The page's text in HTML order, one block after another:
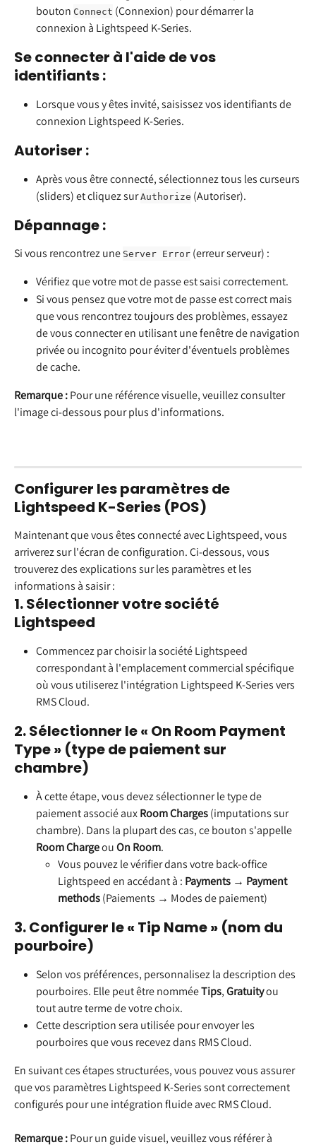
bouton Connect (Connexion) pour démarrer la
connexion à Lightspeed K-Series.
Se connecter à l'aide de vos
identifiants :
Lorsque vous y êtes invité, saisissez vos identifiants de
connexion Lightspeed K-Series.
Autoriser :
Après vous être connecté, sélectionnez tous les curseurs
(sliders) et cliquez sur Authorize (Autoriser).
Dépannage :
Si vous rencontrez une Server Error (erreur serveur) :
Vérifiez que votre mot de passe est saisi correctement.
Si vous pensez que votre mot de passe est correct mais
que vous rencontrez toujours des problèmes, essayez
de vous connecter en utilisant une fenêtre de navigation
privée ou incognito pour éviter d'éventuels problèmes
de cache.
Remarque : Pour une référence visuelle, veuillez consulter
l'image ci-dessous pour plus d'informations.
Configurer les paramètres de
Lightspeed K-Series (POS)
Maintenant que vous êtes connecté avec Lightspeed, vous
arriverez sur l'écran de configuration. Ci-dessous, vous
trouverez des explications sur les paramètres et les
informations à saisir :
1. Sélectionner votre société
Lightspeed
Commencez par choisir la société Lightspeed
correspondant à l'emplacement commercial spécifique
où vous utiliserez l'intégration Lightspeed K-Series vers
RMS Cloud.
2. Sélectionner le « On Room Payment
Type » (type de paiement sur
chambre)
À cette étape, vous devez sélectionner le type de
paiement associé aux Room Charges (imputations sur
chambre). Dans la plupart des cas, ce bouton s'appelle
Room Charge ou On Room.
Vous pouvez le vérifier dans votre back-office
Lightspeed en accédant à : Payments → Payment
methods (Paiements → Modes de paiement)
3. Configurer le « Tip Name » (nom du
pourboire)
Selon vos préférences, personnalisez la description des
pourboires. Elle peut être nommée Tips, Gratuity ou
tout autre terme de votre choix.
Cette description sera utilisée pour envoyer les
pourboires que vous recevez dans RMS Cloud.
En suivant ces étapes structurées, vous pouvez vous assurer
que vos paramètres Lightspeed K-Series sont correctement
configurés pour une intégration fluide avec RMS Cloud.
Remarque : Pour un guide visuel, veuillez vous référer à